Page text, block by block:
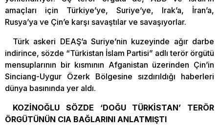
amaçları için Türkiye’ye, Suriye’ye, Irak’a, İran’a,
Rusya’ya ve Çin’e karşı savaştılar ve savaşıyorlar.
Türk askeri DEAŞ’a Suriye’nin kuzeyinde ağır darbe
indirince, sözde “Türkistan İslam Partisi” adlı terör örgütü
mensuplarının bir kısmının Afganistan üzerinden Çin’in
Sinciang-Uygur Özerk Bölgesine sızdırıldığı haberleri
dünya basınında yer aldı.
KOZİNOĞLU SÖZDE ‘DOĞU TÜRKİSTAN’ TERÖR
ÖRGÜTÜNÜN CIA BAĞLARINI ANLATMIŞTI